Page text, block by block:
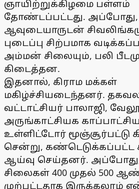
ஞாயிற்றுக்கிழமை பள்ளம்
தோண்டப்பட்டது.
ஆவுடையாருடன்
புடைப்பு சிற்பமாக
அம்மன் சிலையும், பலி
கிடைத்தன.
இதனால், கிராம மக்கள்
மகிழ்ச்சியடைந்தனர்.
வட்டாட்சியர் பாலாஜி,
அருங்காட்சியக
உள்ளிட்டோர் மூஞ்சூர்பட்டு
சென்று,
ஆய்வு செய்தனர்.
சிலைகள் 400 முதல் 500
முற்பட்டதாக இருக்கலாம்